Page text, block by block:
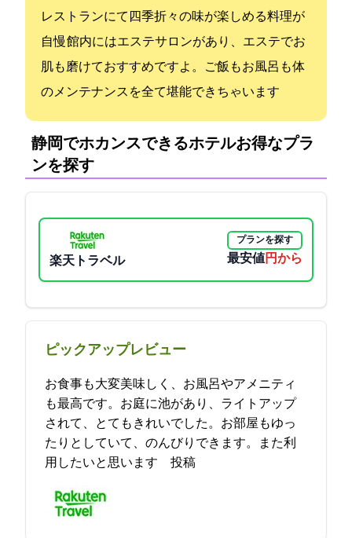
レストランにて四季折々の味が楽しめる料理が
自慢 館内にはエステサロンがあり、エステでお
肌も磨けておすすめですよ。ご飯もお風呂も体
のメンテナンスを全て堪能できちゃいます
静岡でホカンスできるホテル:お得なプラ
ンを探す
楽天トラベル
プランを探す
最安値14000円から
ピックアップレビュー
お食事も大変美味しく、お風呂やアメニティ
も最高です。お庭に池があり、ライトアップ
されて、とてもきれいでした。お部屋もゆっ
たりとしていて、のんびりできます。また利
用したいと思います 2021-12-03 18:34:58投稿